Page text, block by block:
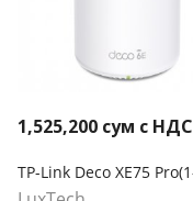
1,525,200 сум с НДС